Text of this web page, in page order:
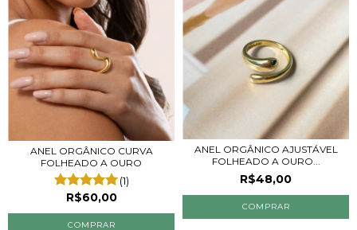
ANEL ORGÂNICO CURVA
FOLHEADO A OURO
(1)
R$60,00
ANEL ORGÂNICO AJUSTÁVEL
FOLHEADO A OURO...
R$48,00
COMPRAR